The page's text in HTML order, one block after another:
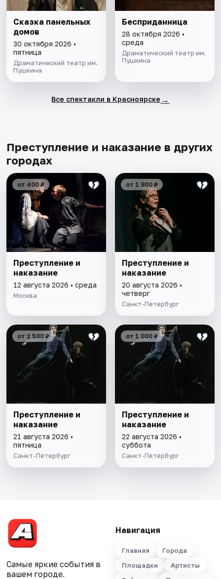
Сказка панельных
домов
30 октября 2026 •
пятница
Драматический театр им.
Пушкина
Бесприданница
28 октября 2026 •
среда
Драматический театр им.
Пушкина
Все спектакли в Красноярске →
Преступление и наказание в других
городах
от 400 ₽
Преступление и
наказание
12 августа 2026 • среда
Москва
от 1 900 ₽
Преступление и
наказание
20 августа 2026 •
четверг
Санкт-Петербург
от 2 500 ₽
Преступление и
наказание
21 августа 2026 •
пятница
Санкт-Петербург
от 1 000 ₽
Преступление и
наказание
22 августа 2026 •
суббота
Санкт-Петербург
Самые яркие события в
вашем городе.
Навигация
Главная
Города
Площадки
Артисты